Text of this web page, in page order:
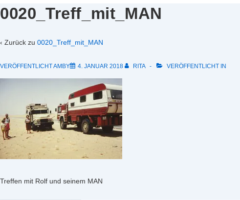
0020_Treff_mit_MAN
‹ Zurück zu 0020_Treff_mit_MAN
VERÖFFENTLICHT AMBY 4. JANUAR 2018 RITA VERÖFFENTLICHT IN
Treffen mit Rolf und seinem MAN